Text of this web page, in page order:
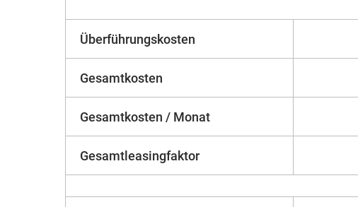
Überführungskosten
Gesamtkosten
Gesamtkosten / Monat
Gesamtleasingfaktor